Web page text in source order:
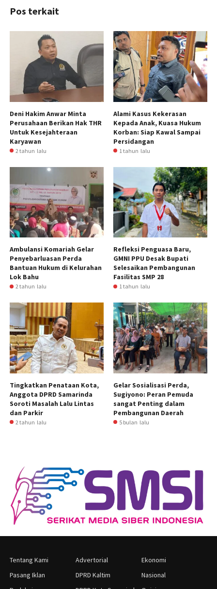
Pos terkait
Deni Hakim Anwar Minta
Perusahaan Berikan Hak THR
Untuk Kesejahteraan
Karyawan
2 tahun lalu
Alami Kasus Kekerasan
Kepada Anak, Kuasa Hukum
Korban: Siap Kawal Sampai
Persidangan
1 tahun lalu
Ambulansi Komariah Gelar
Penyebarluasan Perda
Bantuan Hukum di Kelurahan
Lok Bahu
2 tahun lalu
Refleksi Penguasa Baru,
GMNI PPU Desak Bupati
Selesaikan Pembangunan
Fasilitas SMP 28
1 tahun lalu
Tingkatkan Penataan Kota,
Anggota DPRD Samarinda
Soroti Masalah Lalu Lintas
dan Parkir
2 tahun lalu
Gelar Sosialisasi Perda,
Sugiyono: Peran Pemuda
sangat Penting dalam
Pembangunan Daerah
5 bulan lalu
Tentang Kami
Pasang Iklan
Advertorial
DPRD Kaltim
Ekonomi
Nasional